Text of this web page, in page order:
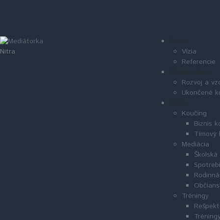
Nitra
Vízia
Referencie
Rozvoj a
Ukončené
Koučing
Biznis
Tímový
Mediácia
Tréningy